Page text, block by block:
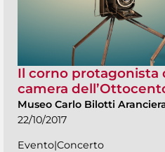
Il corno protagonista
camera
Museo Carlo Bilotti
22/10/2017
Evento|Concerto